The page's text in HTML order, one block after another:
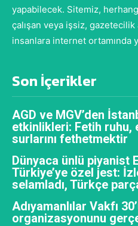
yapabilecek. Sitemiz,
çalışan veya işsiz, gazetecilik
insanlara internet ortamında
Son İçerikler
AGD ve MGV’den
etkinlikleri: Fetih ruhu,
surlarını fethetmektir
Dünyaca ünlü piyanist
Türkiye’ye özel jest:
selamladı, Türkçe
Adıyamanlılar Vakfı
organizasyonunu